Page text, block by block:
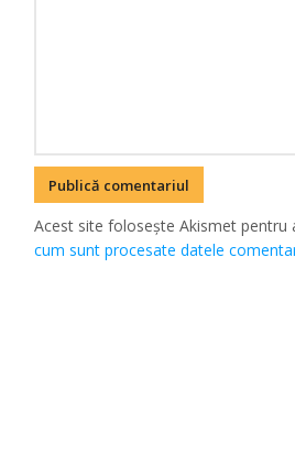
Acest site folosește Akismet pentru
cum sunt procesate datele